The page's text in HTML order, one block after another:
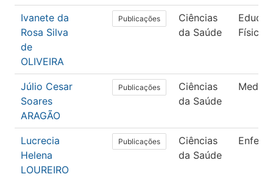
Ivanete da
Rosa Silva
de
OLIVEIRA
Publicações
Ciências
da Saúde
Física
Júlio Cesar
Soares
ARAGÃO
Publicações
Ciências
da Saúde
Lucrecia
Helena
LOUREIRO
Publicações
Ciências
da Saúde